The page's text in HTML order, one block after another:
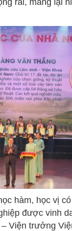
rãi, mang lại
hàm, học vị
được vinh
Viện trưởng